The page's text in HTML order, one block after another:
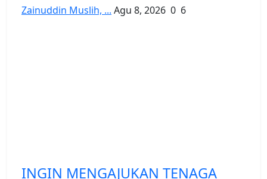
Zainuddin Muslih, ... Agu 8, 2026 0 6
INGIN MENGAJUKAN TENAGA